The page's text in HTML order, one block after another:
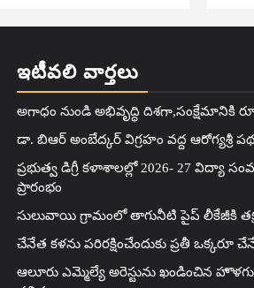
ఇటీవలి వార్తలు
అగాధం నుండి అభివృద్ధి దిశగా,సంక్షేమానికి
డా. బిఆర్ అంబేద్కర్ విగ్రహం వద్ద ఆరోగ్యశ్రీ
ప్రభుత్వ డిగ్రీ కళాశాలల్లో 2026- 27 విద్యా
ప్రారంభం
సులువాయి గ్రామంలో తాగునీటి పైప్ లీకేజీకి
చేనేత కళను పరిరక్షించేందుకు ప్రతీ ఒక్కరూ
ఆలూరు ఎమ్మెల్యే అరెస్టును ఖండించిన